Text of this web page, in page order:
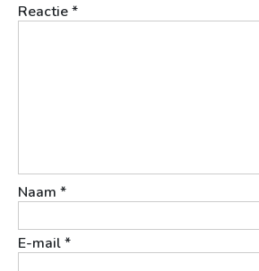
Reactie*
Naam *
E-mail*